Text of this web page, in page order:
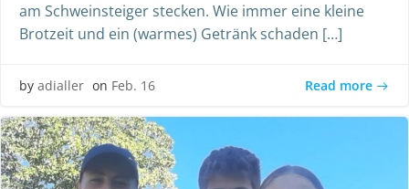
am Schweinsteiger stecken. Wie immer eine kleine
Brotzeit und ein (warmes) Getränk schaden […]
by adialler on Feb. 16 Read more